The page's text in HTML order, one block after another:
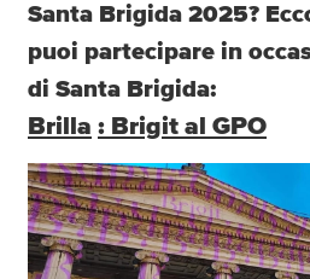
Santa Brigida 2025?
puoi partecipare in
di Santa Brigida:
Brilla : Brigit al GPO